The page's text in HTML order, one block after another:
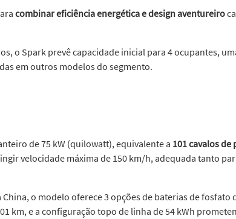
combinar eficiência energética e design aventureiro
o Spark prevê capacidade inicial para 4 ocupantes,
em outros modelos do segmento.
de 75 kW (quilowatt), equivalente a 101 cavalos de
velocidade máxima de 150 km/h, adequada tanto
o modelo oferece 3 opções de baterias de fosfato
km, e a configuração topo de linha de 54 kWh